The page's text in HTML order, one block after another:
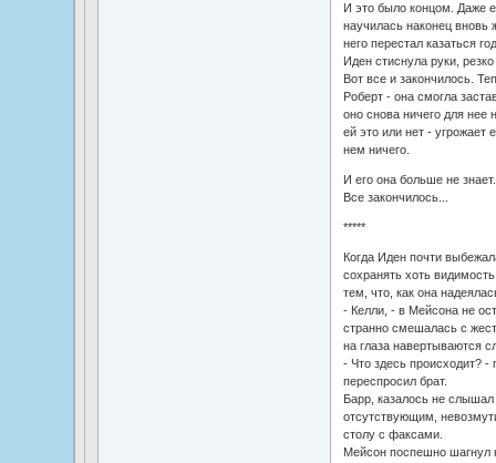
И это было концом. Даже
научилась наконец вновь
него перестал казаться
Иден стиснула руки,
Вот все и закончилось.
Роберт - она смогла
оно снова ничего для нее
ей это или нет - угрожает
нем ничего.
И его она больше не знает.
Все закончилось...
*****
Когда Иден почти
сохранять хоть
тем, что, как она
- Келли, - в Мейсона не
странно смешалась с
на глаза навертываются
- Что здесь происходит? -
переспросил брат.
Барр, казалось не
отсутствующим,
столу с факсами.
Мейсон поспешно шагнул